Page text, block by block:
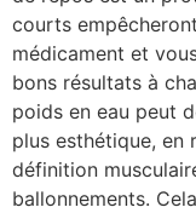
courts
médicament et
bons résultats à
poids en eau peut
plus esthétique, en
définition
ballonnements.